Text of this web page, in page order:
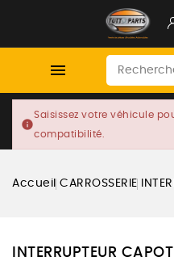

info
Saisissez votre véhicule
compatibilité.
Accueil CARROSSERIE
INTERRUPTEUR